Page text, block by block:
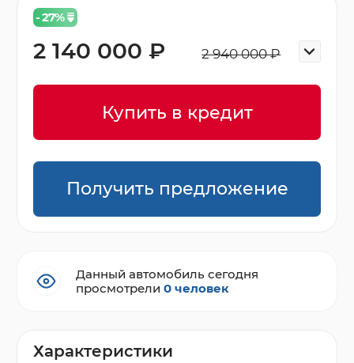
Характеристики
- 27%
2 940 000 ₽
2 140 000 ₽
Купить в кредит
Получить предложение
Данный автомобиль сегодня
просмотрели0 человек